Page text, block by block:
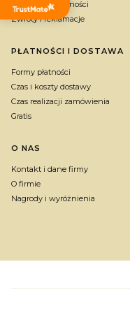
Polityka prywatności
Zwroty i reklamacje
PŁATNOŚCI I DOSTAWA
Formy płatności
Czas i koszty dostawy
Czas realizacji zamówienia
Gratis
O NAS
Kontakt i dane firmy
O firmie
Nagrody i wyróżnienia